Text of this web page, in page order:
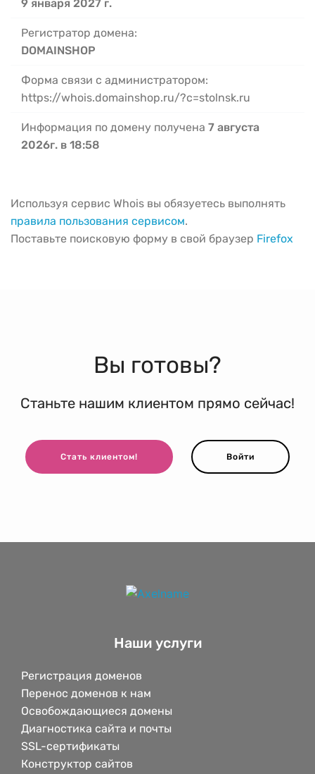
9 января 2027 г.
Регистратор домена:
DOMAINSHOP
Форма связи с администратором:
https://whois.domainshop.ru/?c=stolnsk.ru
Информация по домену получена 7 августа
2026г. в 18:58
Используя сервис Whois вы обязуетесь выполнять
правила пользования сервисом.
Поставьте поисковую форму в свой браузер Firefox
Вы готовы?
Станьте нашим клиентом прямо сейчас!
Стать клиентом! Войти
Наши услуги
Регистрация доменов
Перенос доменов к нам
Освобождающиеся домены
Диагностика сайта и почты
SSL-сертификаты
Конструктор сайтов